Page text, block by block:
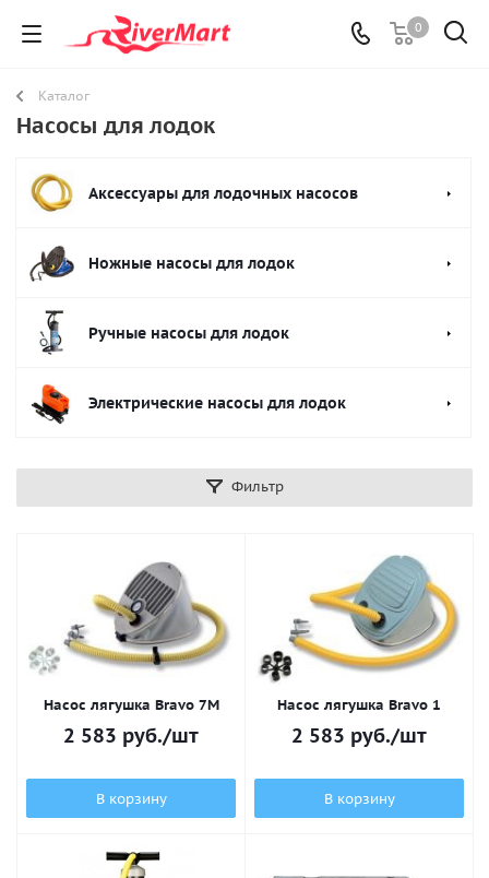
0
Каталог
Насосы для лодок
Аксессуары для лодочных насосов
Ножные насосы для лодок
Ручные насосы для лодок
Электрические насосы для лодок
Фильтр
Насос лягушка Bravo 7M
2 583 руб./шт
В корзину
Насос лягушка Bravo 1
2 583 руб./шт
В корзину